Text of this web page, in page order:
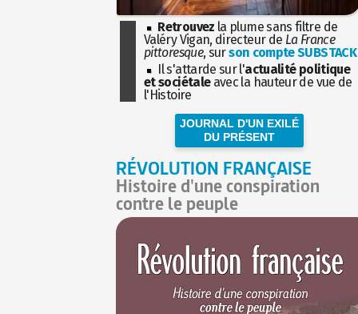
Retrouvez la plume sans filtre de
Valéry Vigan, directeur de La France
pittoresque, surson compte SUBSTACK
Il s'attarde sur l'actualité politique
et sociétaleavec la hauteur de vue de
l'Histoire
JOURNAL D'UN EXILÉ
DU PRÉSENT
RÉVOLUTION FRANÇAISE
Histoire d'une conspiration
contre le peuple